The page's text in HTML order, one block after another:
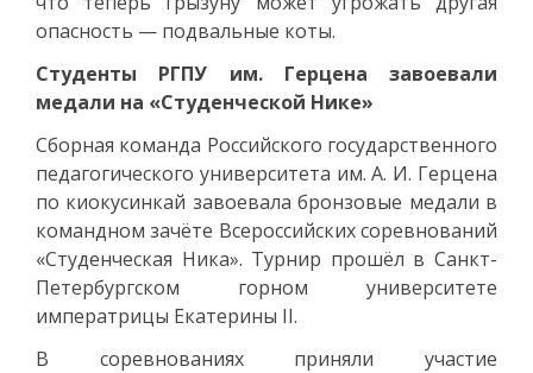
опасность — подвальные коты.
Студенты РГПУ им. Герцена завоевали
медали на «Студенческой Нике»
Сборная команда Российского государственного
педагогического университета им. А. И. Герцена
по киокусинкай завоевала бронзовые медали в
командном зачёте Всероссийских соревнований
«Студенческая Ника». Турнир прошёл в Санкт-
Петербургском горном университете
императрицы Екатерины II.
В соревнованиях приняли участие